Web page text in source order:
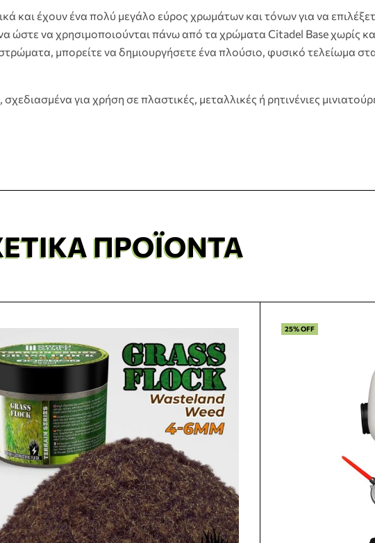
και έχουν ένα πολύ μεγάλο εύρος χρωμάτων και τόνων για να
ώστε να χρησιμοποιούνται πάνω από τα χρώματα Citadel Base χωρίς
μπορείτε να δημιουργήσετε ένα πλούσιο, φυσικό τελείωμα
για χρήση σε πλαστικές, μεταλλικές ή ρητινένιες
ΠΡΟΪΌΝΤΑ
25% OFF